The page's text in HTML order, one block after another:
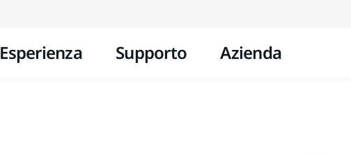
Esperienza Supporto Azienda